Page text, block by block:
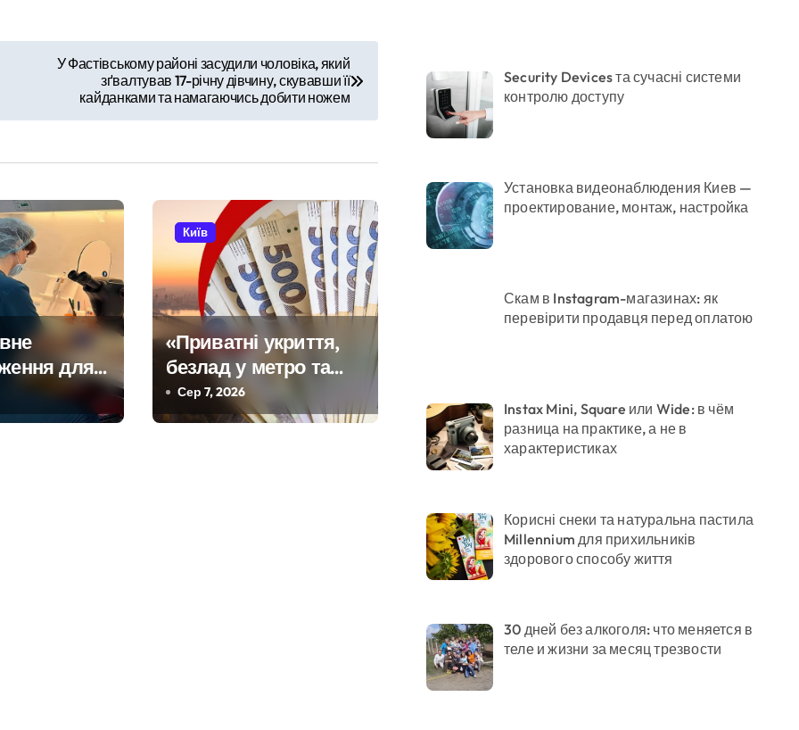
потрапив в страшну аварію
підозрюють у зловживанні资金, завдані збитки громаді становлять понад 245 тисяч гривень
парамедикиня «Госпітальєрів» Єва Ройтер, яка до останнього рятувала інших
транспортної пригоди в селі Щербаки за участю двох неповнолітніх постраждалих
У Фастівському районі засудили чоловіка, який
зґвалтував 17-річну дівчину, скувавши її
кайданками та намагаючись добити ножем
для
у Києві
Київ
«Приватні укриття,
безлад у метро та
відсутність стратегії»:
критика політики
Сер 7, 2026
Security Devices та сучасні системи
контролю доступу
Установка видеонаблюдения Киев —
проектирование, монтаж, настройка
Скам в Instagram-магазинах: як
перевірити продавця перед оплатою
Instax Mini, Square или Wide: в чём
разница на практике, а не в
характеристиках
Корисні снеки та натуральна пастила
Millennium для прихильників
здорового способу життя
30 дней без алкоголя: что меняется в
теле и жизни за месяц трезвости